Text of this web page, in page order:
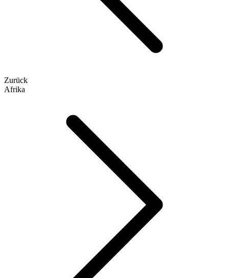
Zurück
Afrika